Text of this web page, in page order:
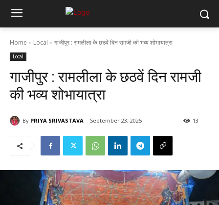
Home Local गाजीपुर : रामलीला के छठवें दिन रामजी की भव्य शोभायात्रा
Local
गाजीपुर : रामलीला के छठवें दिन रामजी
की भव्य शोभायात्रा
By PRIYA SRIVASTAVA September 23, 2025 13